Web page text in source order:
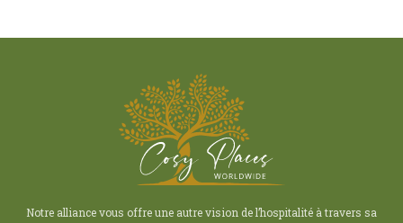
Notre alliance vous offre une autre vision de l’hospitalité à travers sa